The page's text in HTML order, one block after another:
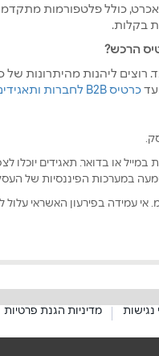
כולל פלטפורמות
בקלות.
הרכש?
ליהנות מהיתרונות של
כרטיס B2B לחברות ותאגידים
או בדואר. תאגידים יוכלו
במערכות הפיננסיות של
עמידה בפירעון האשראי עלול
נגישות מדיניות הגנת פרטיות